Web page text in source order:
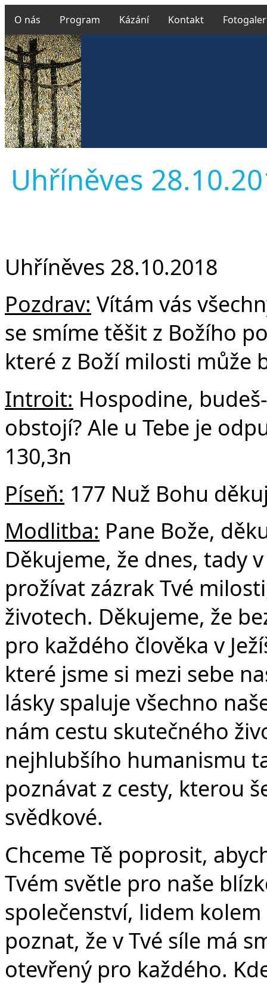
O nás Program Kázání Kontakt
Uhříněves
Uhříněves 28.10.2018
Pozdrav: Vítám vás
se smíme těšit z Božího
které z Boží milosti může
Introit: Hospodine,
obstojí? Ale u Tebe je
130,3n
Píseň: 177 Nuž Bohu
Modlitba: Pane Bože,
Děkujeme, že dnes, tady
prožívat zázrak Tvé
životech. Děkujeme, že
pro každého člověka v
které jsme si mezi sebe
lásky spaluje všechno
nám cestu skutečného
nejhlubšího humanismu
poznávat z cesty, kterou
svědkové.
Chceme Tě poprosit,
Tvém světle pro naše
společenství, lidem
poznat, že v Tvé síle má
otevřený pro každého.